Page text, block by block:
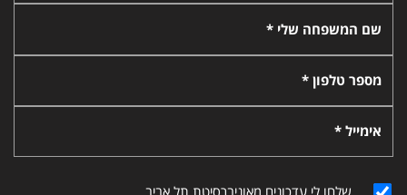
שם המשפחה שלי *
מספר טלפון *
אימייל *
שלחו לי עדכונים מאוניברסיטת תל אביב